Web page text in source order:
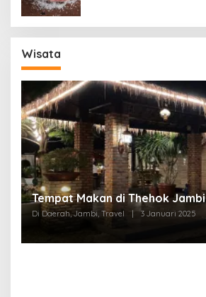
Wisata
Tempat Makan di Thehok Jambi
Di Daerah, Jambi, Travel 3 Januari 2025